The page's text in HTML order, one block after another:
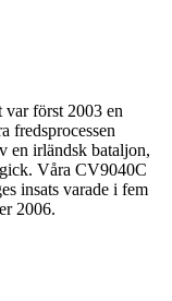
var först 2003 en
fredsprocessen
en irländsk bataljon,
Våra CV9040C
insats varade i fem
2006.